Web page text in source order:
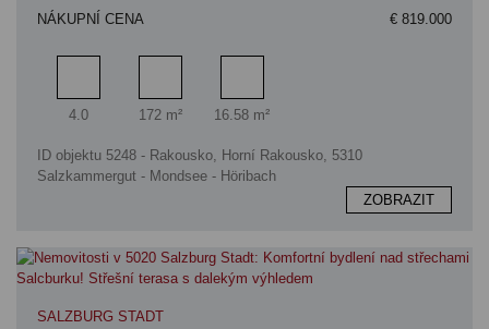
NÁKUPNÍ CENA € 819.000
Pokoj
4.0
Obytný prostor
172 m²
Plocha terasy
16.58 m²
ID objektu 5248 - Rakousko, Horní Rakousko, 5310
Salzkammergut - Mondsee - Höribach
ZOBRAZIT
SALZBURG STADT